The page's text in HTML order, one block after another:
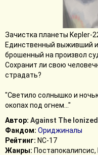
Зачистка планеты Kepler-
Единственный выживший
брошенный на произвол
Сохранит ли свою
страдать?
"Светило солнышко и
окопах под огнем..."
Автор: Against The
Фандом: Ориджиналы
Рейтинг: NC-17
Жанры: